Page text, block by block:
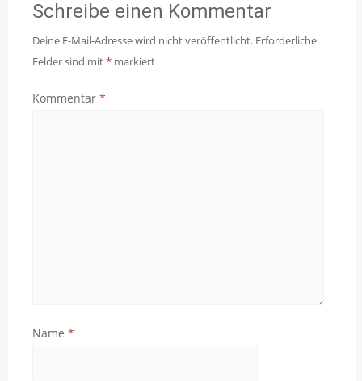
Schreibe einen Kommentar
Deine E-Mail-Adresse wird nicht veröffentlicht. Erforderliche
Felder sind mit* markiert
Kommentar *
Name *